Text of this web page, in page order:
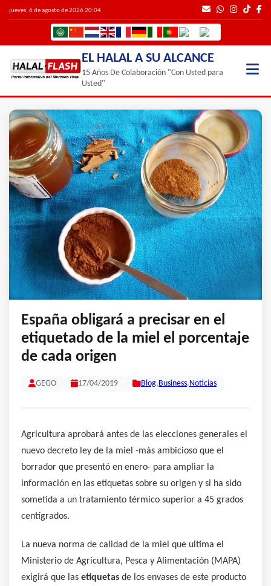
jueves, 6 de agosto de 2026 20:04
EL HALAL A SU ALCANCE
15 Años De Colaboración "Con Usted para
Usted"
España obligará a precisar en el
etiquetado de la miel el porcentaje
de cada origen
GEGO 17/04/2019 Blog, Business, Noticias
Agricultura aprobará antes de las elecciones generales el
nuevo decreto ley de la miel -más ambicioso que el
borrador que presentó en enero- para ampliar la
información en las etiquetas sobre su origen y si ha sido
sometida a un tratamiento térmico superior a 45 grados
centígrados.
La nueva norma de calidad de la miel que ultima el
Ministerio de Agricultura, Pesca y Alimentación (MAPA)
exigirá que las etiquetas de los envases de este producto